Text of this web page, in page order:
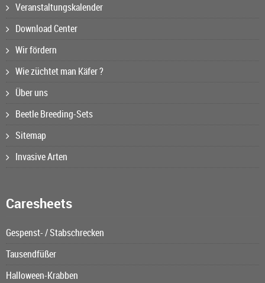
Veranstaltungskalender
Download Center
Wir fördern
Wie züchtet man Käfer ?
Über uns
Beetle Breeding-Sets
Sitemap
Invasive Arten
Caresheets
Gespenst- / Stabschrecken
Tausendfüßer
Halloween-Krabben